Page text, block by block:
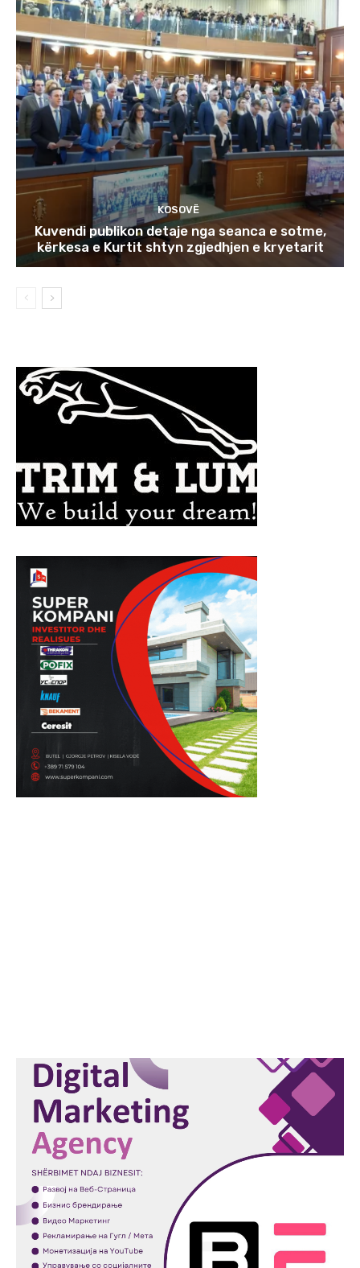
KOSOVË
Kuvendi publikon detaje nga seanca e sotme,
kërkesa e Kurtit shtyn zgjedhjen e kryetarit